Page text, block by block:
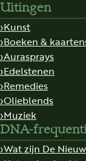
Uitingen
Kunst
Boeken &
Aurasprays
Edelstenen
Remedies
Olieblends
Muziek
DNA-
Wat zijn De